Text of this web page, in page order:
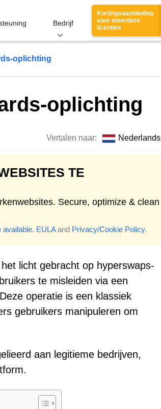
Bedrijf
Kortingsaanbieding
voor meerdere
licenties
oplichting
oplichting
Vertalen naar: Nederlands
TE
Secure, optimize & clean
available. EULAand Privacy/Cookie Policy.
licht gebracht op hyperswaps-
te misleiden via een
operatie is een klassiek
gebruikers manipuleren om
aan legitieme bedrijven,